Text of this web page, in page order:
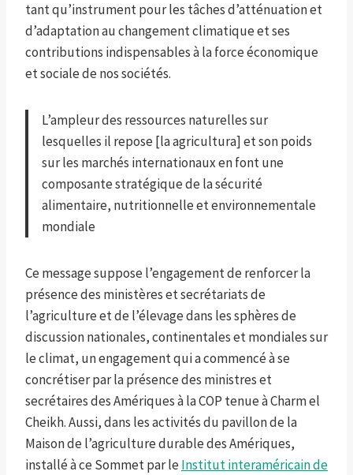
tant qu’instrument pour les tâches d’atténuation et
d’adaptation au changement climatique et ses
contributions indispensables à la force économique
et sociale de nos sociétés.
L’ampleur des ressources naturelles sur
lesquelles il repose [la agricultura] et son poids
sur les marchés internationaux en font une
composante stratégique de la sécurité
alimentaire, nutritionnelle et environnementale
mondiale
Ce message suppose l’engagement de renforcer la
présence des ministères et secrétariats de
l’agriculture et de l’élevage dans les sphères de
discussion nationales, continentales et mondiales sur
le climat, un engagement qui a commencé à se
concrétiser par la présence des ministres et
secrétaires des Amériques à la COP tenue à Charm el
Cheikh. Aussi, dans les activités du pavillon de la
Maison de l’agriculture durable des Amériques,
installé à ce Sommet par le Institut interaméricain de